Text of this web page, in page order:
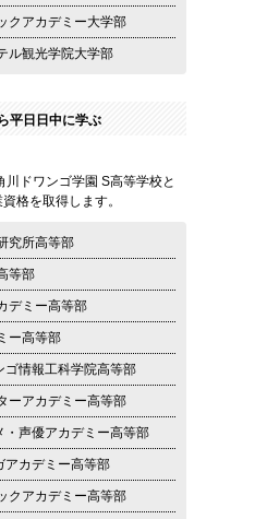
クアカデミー大学部
ル観光学院大学部
平日日中に学ぶ
ドワンゴ学園 S高等学校と
格を取得します。
究所高等部
等部
デミー高等部
ー高等部
ゴ情報工科学院高等部
ーアカデミー高等部
・声優アカデミー高等部
アカデミー高等部
クアカデミー高等部